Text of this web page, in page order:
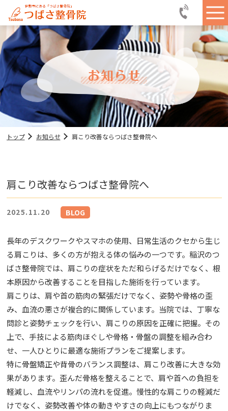
トップ お知らせ 肩こり改善ならつばさ整骨院へ
肩こり改善ならつばさ整骨院へ
2025.11.20 BLOG
長年のデスクワークやスマホの使用、日常生活のクセから生じ
る肩こりは、多くの方が抱える体の悩みの一つです。稲沢のつ
ばさ整骨院では、肩こりの症状をただ和らげるだけでなく、根
本原因から改善することを目指した施術を行っています。
肩こりは、肩や首の筋肉の緊張だけでなく、姿勢や骨格の歪
み、血流の悪さが複合的に関係しています。当院では、丁寧な
問診と姿勢チェックを行い、肩こりの原因を正確に把握。その
上で、手技による筋肉ほぐしや骨格・骨盤の調整を組み合わ
せ、一人ひとりに最適な施術プランをご提案します。
特に骨盤矯正や背骨のバランス調整は、肩こり改善に大きな効
果があります。歪んだ骨格を整えることで、肩や首への負担を
軽減し、血流やリンパの流れを促進。慢性的な肩こりの軽減だ
けでなく、姿勢改善や体の動きやすさの向上にもつながりま